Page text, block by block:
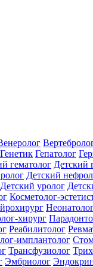
Генетик Гепатолог
гематолог Детский
Детский
Детский уролог
Косметолог-
хирург
Реабилитолог
имплантолог
Трансфузиолог
Эмбриолог